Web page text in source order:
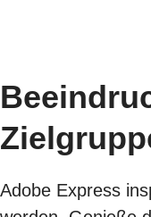
Adobe Express